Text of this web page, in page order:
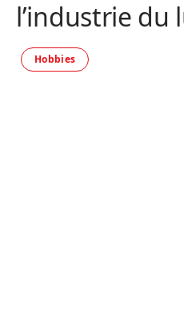
l’industrie du
Hobbies